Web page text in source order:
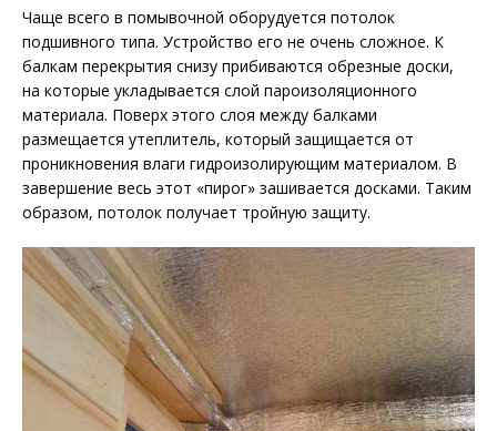
Чаще всего в помывочной оборудуется потолок
подшивного типа. Устройство его не очень сложное. К
балкам перекрытия снизу прибиваются обрезные доски,
на которые укладывается слой пароизоляционного
материала. Поверх этого слоя между балками
размещается утеплитель, который защищается от
проникновения влаги гидроизолирующим материалом. В
завершение весь этот «пирог» зашивается досками. Таким
образом, потолок получает тройную защиту.